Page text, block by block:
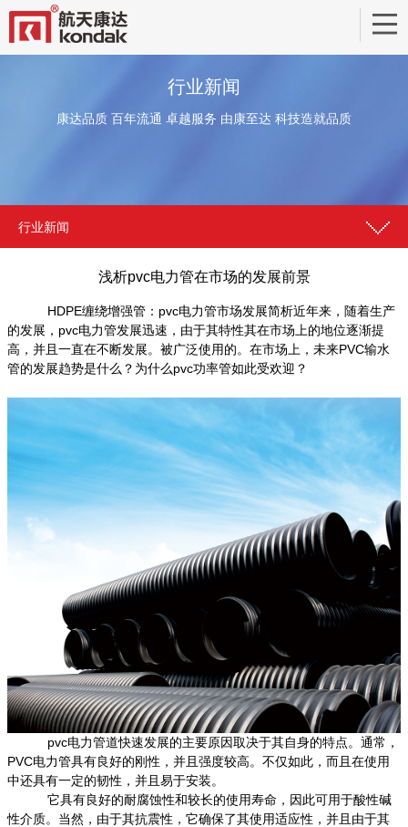
行业新闻
康达品质 百年流通 卓越服务 由康至达 科技造就品质
行业新闻
浅析pvc电力管在市场的发展前景
HDPE缠绕增强管：pvc电力管市场发展简析近年来，随着生产
的发展，pvc电力管发展迅速，由于其特性其在市场上的地位逐渐提
高，并且一直在不断发展。被广泛使用的。在市场上，未来PVC输水
管的发展趋势是什么？为什么pvc功率管如此受欢迎？
pvc电力管道快速发展的主要原因取决于其自身的特点。通常，
PVC电力管具有良好的刚性，并且强度较高。不仅如此，而且在使用
中还具有一定的韧性，并且易于安装。
它具有良好的耐腐蚀性和较长的使用寿命，因此可用于酸性碱
性介质。当然，由于其抗震性，它确保了其使用适应性，并且由于其